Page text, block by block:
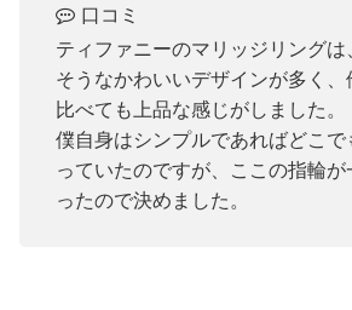
口コミ
ティファニーのマリッジリングは
そうなかわいいデザインが多く、
比べても上品な感じがしました。
僕自身はシンプルであればどこで
っていたのですが、ここの指輪が
ったので決めました。